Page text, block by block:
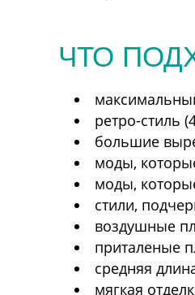
ЧТО
ретро-стиль
большие
моды,
моды,
стили,
воздушные
приталеные
средняя
мягкая